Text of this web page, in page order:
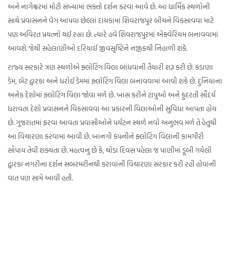
અને નાગેશ્વરમાં મોટી સંખ્યામાં ભક્તો દર્શન કરવા આવે છે. આ ધાર્મિક સ્થળોની
સાથે પ્રવાસનને વેગ આપવા છેલ્લાં દાયકામાં શિવરાજપુર બીચને વિકસાવવા માટે
પણ અવિરત પ્રયત્નો થઈ રહ્યા છે. ત્યારે હવે શિવરાજપુરમાં એક્વેરિયમ બનાવવામાં
આવશે. જેથી સહેલાણીઓ દરિયાઈ જીવસૃષ્ટિને નજીકથી નિહાળી શકે.
રાજ્ય સરકારે ત્રણ સ્થળોએ ફ્લોટિંગ વિલા બાંધવાની તૈયારી શરૂ કરી છે. કડાણા
ડેમ, બેટ દ્વારકા અને ધરોઈ ડેમમાં ફ્લોટિંગ વિલા બનાવવામાં આવી શકે છે. દુનિયાના
અનેક દેશોમાં ફ્લોટિંગ વિલા જોવા મળે છે. ખાસ કરીને ટાપુઓ અને કુદરતી સૌંદર્ય
ધરાવતા દેશો પ્રવાસનને વિકસાવવા આ પ્રકારની વિલાઓની સુવિધા આપતા હોય
છે. ગુજરાતમાં ફરવા આવતા પ્રવાસીઓને પર્યટન સ્થળે નવો અનુભવ મળે તે હેતુથી
આ વિચારણા કરવામાં આવી છે. ખાનગી કંપનીને ફ્લોટિંગ વિલાની કામગીરી
સોંપાય તેવી શક્યતા છે. મહત્વનું છે કે, થોડા દિવસ પહેલા જ પાણીમાં ડૂબી ગયેલી
દ્વારકા નગરીના દર્શન સબરમરીનથી કરાવાની વિચારણા સરકાર કરી રહી હોવાની
વાત પણ સામે આવી હતી.